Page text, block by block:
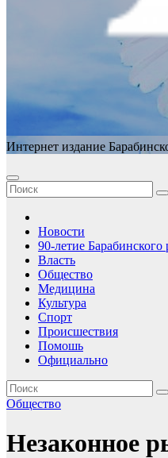
Интернет издание
Новости
90-летие Барабинского
Власть
Общество
Медицина
Культура
Спорт
Происшествия
Помошь
Официально
Общество
Незаконное